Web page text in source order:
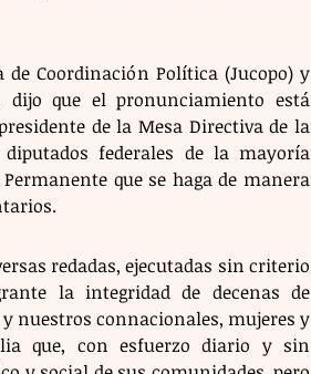
Coordinación Política (Jucopo) y
dijo que el pronunciamiento está
de la Mesa Directiva de la
federales de la mayoría
que se haga de manera
redadas, ejecutadas sin criterio
la integridad de decenas de
nuestros connacionales, mujeres y
que, con esfuerzo diario y sin